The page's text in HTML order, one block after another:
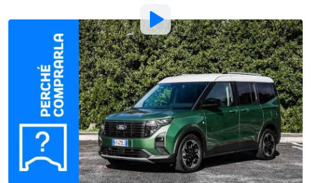
Motor1 Italy
Di: Flavio Atzori
21 Maralle01:00
Aggiungi Motor1.com alle
fonti preferite su Google
La Ford Tourneo Courier è una di quelle auto che
vuole discostarsi dal panorama automobilistico